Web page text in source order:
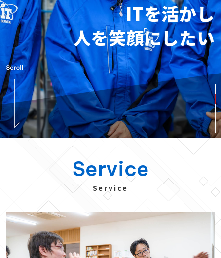
ITを活かし
人を笑顔にしたい
Service
Service
シンクロナイズドセキュリティの導入
近年の高度化する外部脅威（ランサムウェア・フィッシ
ング攻撃）への対応、また、自動車系製造業ということ
から2022年から業界として本格的に始動するセキュリ
ティ対応に向けて統合的なセキュリティ運用が必要とな
ったこともあり、相談をしました。
ソフォスのXGSファイアウォールとIntercept Xエンド
ポイント、ソフォスのシンクロナイズドセキュリティを
提案いただき、導入の設置・設定をしていただきまし
インシデント対応の自動化
本社事務所と営業事務所があり、一部リモートワークを
実施中という状況に最適なセキュリティソリューション
について、既存のUTMの保守サービス終了に合わせて相
談しました。
それまでは個人向けのセキュリティソリューションを個
別に導入しており、ライセンス管理も期限切れが起きて
からの対応というなかなか管理に手が回っていない状況
でした。
持ち運べるワークステーション
取っ手がついた持ち運べるコンパクトなワークステーシ
ョンが欲しくて、相談しました。フルサイズのグラフィ
ックボードが搭載可能なスリムケースを使用したモデル
を製作していただきました。
希望通りのPCとなり満足しています。ありがとうござ
います。
新店舗への機器移転とビジネスフォン移設
以前、ネットワーク機器とUTM・ファイルサーバーの
リプレースをしていただいたので、新店舗への移設作業
もお任せしました。
実際の配線や機器設置のみならず、移転に伴うインター
ネット回線・プロバイダーの移転手続きや、新店舗のネ
ットワーク環境について工務店さんへ確認すべき内容な
どもアドバイスいただきました。
おかげで、スムーズな移転と将来的にも長く使えるネッ
新社屋のネットワーク構築
新社屋へ移転するにあたり、社屋完成の約一年前からネ
ットワーク・配線についてアドバイスいただきました。
ネットワーク構築について、機器導入や配線を含めご提
案いただき、社内ネットワークの高速化が実現しまし
た。 ありがとうございます。
シンクロナイズドセキュリティの導入
近年の高度化する外部脅威（ランサムウェア・フィッシ
ング攻撃）への対応、また、自動車系製造業ということ
から2022年から業界として本格的に始動するセキュリ
ティ対応に向けて統合的なセキュリティ運用が必要とな
ったこともあり、相談をしました。
ソフォスのXGSファイアウォールとIntercept Xエンド
ポイント、ソフォスのシンクロナイズドセキュリティを
提案いただき、導入の設置・設定をしていただきまし
インシデント対応の自動化
本社事務所と営業事務所があり、一部リモートワークを
実施中という状況に最適なセキュリティソリューション
について、既存のUTMの保守サービス終了に合わせて相
談しました。
それまでは個人向けのセキュリティソリューションを個
別に導入しており、ライセンス管理も期限切れが起きて
からの対応というなかなか管理に手が回っていない状況
でした。
持ち運べるワークステーション
取っ手がついた持ち運べるコンパクトなワークステーシ
ョンが欲しくて、相談しました。フルサイズのグラフィ
ックボードが搭載可能なスリムケースを使用したモデル
を製作していただきました。
希望通りのPCとなり満足しています。ありがとうござ
います。
新店舗への機器移転とビジネスフォン移設
以前、ネットワーク機器とUTM・ファイルサーバーの
リプレースをしていただいたので、新店舗への移設作業
もお任せしました。
実際の配線や機器設置のみならず、移転に伴うインター
ネット回線・プロバイダーの移転手続きや、新店舗のネ
ットワーク環境について工務店さんへ確認すべき内容な
どもアドバイスいただきました。
おかげで、スムーズな移転と将来的にも長く使えるネッ
新社屋のネットワーク構築
新社屋へ移転するにあたり、社屋完成の約一年前からネ
ットワーク・配線についてアドバイスいただきました。
ネットワーク構築について、機器導入や配線を含めご提
案いただき、社内ネットワークの高速化が実現しまし
た。 ありがとうございます。
シンクロナイズドセキュリティの導入
近年の高度化する外部脅威（ランサムウェア・フィッシ
ング攻撃）への対応、また、自動車系製造業ということ
から2022年から業界として本格的に始動するセキュリ
ティ対応に向けて統合的なセキュリティ運用が必要とな
ったこともあり、相談をしました。
ソフォスのXGSファイアウォールとIntercept Xエンド
ポイント、ソフォスのシンクロナイズドセキュリティを
提案いただき、導入の設置・設定をしていただきまし
インシデント対応の自動化
本社事務所と営業事務所があり、一部リモートワークを
実施中という状況に最適なセキュリティソリューション
について、既存のUTMの保守サービス終了に合わせて相
談しました。
それまでは個人向けのセキュリティソリューションを個
別に導入しており、ライセンス管理も期限切れが起きて
からの対応というなかなか管理に手が回っていない状況
でした。
持ち運べるワークステーション
取っ手がついた持ち運べるコンパクトなワークステーシ
ョンが欲しくて、相談しました。フルサイズのグラフィ
ックボードが搭載可能なスリムケースを使用したモデル
を製作していただきました。
希望通りのPCとなり満足しています。ありがとうござ
います。
新店舗への機器移転とビジネスフォン移設
以前、ネットワーク機器とUTM・ファイルサーバーの
リプレースをしていただいたので、新店舗への移設作業
もお任せしました。
実際の配線や機器設置のみならず、移転に伴うインター
ネット回線・プロバイダーの移転手続きや、新店舗のネ
ットワーク環境について工務店さんへ確認すべき内容な
どもアドバイスいただきました。
おかげで、スムーズな移転と将来的にも長く使えるネッ
新社屋のネットワーク構築
新社屋へ移転するにあたり、社屋完成の約一年前からネ
ットワーク・配線についてアドバイスいただきました。
ネットワーク構築について、機器導入や配線を含めご提
案いただき、社内ネットワークの高速化が実現しまし
た。 ありがとうございます。